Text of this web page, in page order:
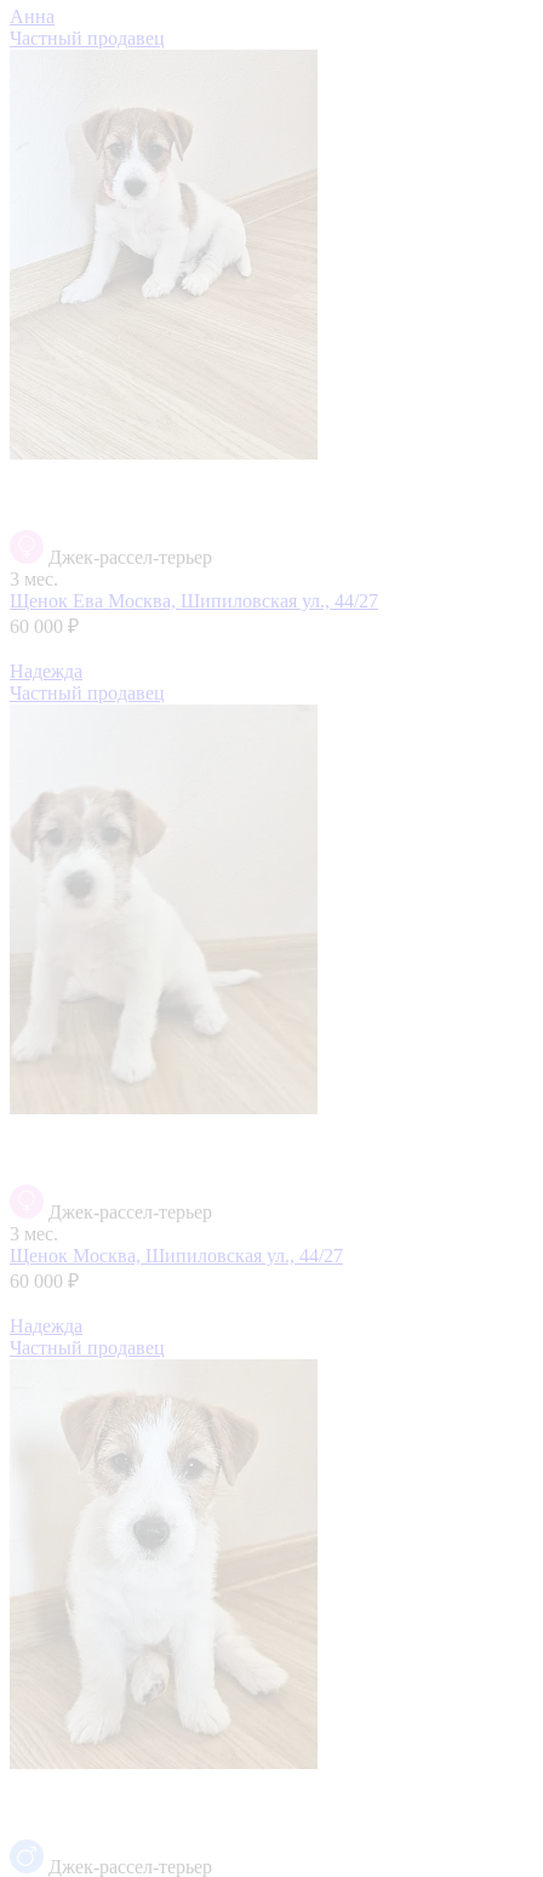
Анна
Частный продавец
Джек-рассел-терьер
3 мес.
Щенок Ева Москва, Шипиловская ул., 44/27
60 000 ₽
Надежда
Частный продавец
Джек-рассел-терьер
3 мес.
Щенок Москва, Шипиловская ул., 44/27
60 000 ₽
Надежда
Частный продавец
Джек-рассел-терьер